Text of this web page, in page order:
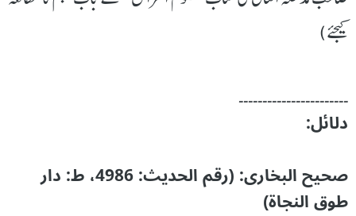
کیجئے)
۔۔۔۔۔۔۔۔۔۔۔۔۔۔۔۔۔۔۔۔۔۔۔
دلائل:
صحیح البخاری: (رقم الحدیث: 4986، ط: دار
طوق النجاۃ)